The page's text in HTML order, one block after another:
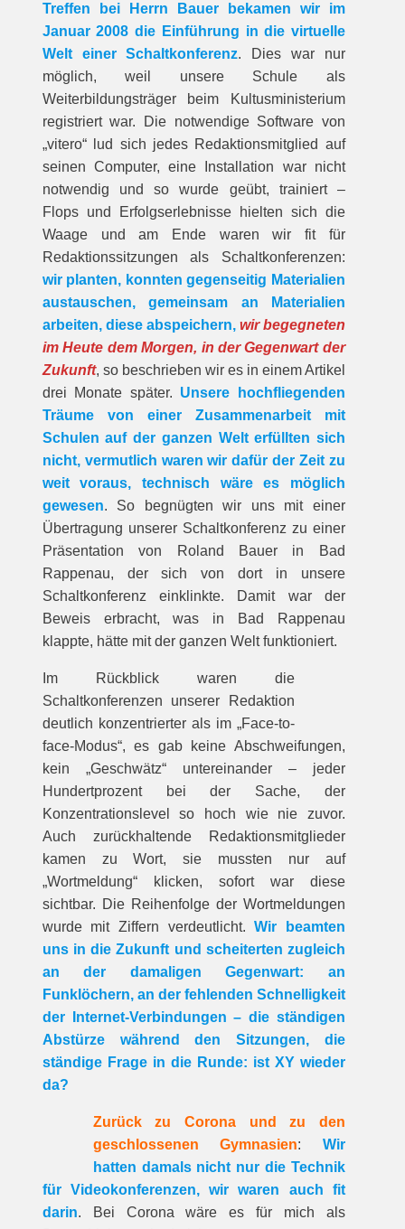
Treffen bei Herrn Bauer bekamen wir im
Januar 2008 die Einführung in die virtuelle
Welt einer Schaltkonferenz. Dies war nur
möglich, weil unsere Schule als
Weiterbildungsträger beim Kultusministerium
registriert war. Die notwendige Software von
„vitero“ lud sich jedes Redaktionsmitglied auf
seinen Computer, eine Installation war nicht
notwendig und so wurde geübt, trainiert –
Flops und Erfolgserlebnisse hielten sich die
Waage und am Ende waren wir fit für
Redaktionssitzungen als Schaltkonferenzen:
wir planten, konnten gegenseitig Materialien
austauschen, gemeinsam an Materialien
arbeiten, diese abspeichern, wir begegneten
im Heute dem Morgen, in der Gegenwart der
Zukunft, so beschrieben wir es in einem Artikel
drei Monate später. Unsere hochfliegenden
Träume von einer Zusammenarbeit mit
Schulen auf der ganzen Welt erfüllten sich
nicht, vermutlich waren wir dafür der Zeit zu
weit voraus, technisch wäre es möglich
gewesen. So begnügten wir uns mit einer
Übertragung unserer Schaltkonferenz zu einer
Präsentation von Roland Bauer in Bad
Rappenau, der sich von dort in unsere
Schaltkonferenz einklinkte. Damit war der
Beweis erbracht, was in Bad Rappenau
klappte, hätte mit der ganzen Welt funktioniert.
Im Rückblick waren die
Schaltkonferenzen unserer Redaktion
deutlich konzentrierter als im „Face-to-
face-Modus“, es gab keine Abschweifungen,
kein „Geschwätz“ untereinander – jeder
Hundertprozent bei der Sache, der
Konzentrationslevel so hoch wie nie zuvor.
Auch zurückhaltende Redaktionsmitglieder
kamen zu Wort, sie mussten nur auf
„Wortmeldung“ klicken, sofort war diese
sichtbar. Die Reihenfolge der Wortmeldungen
wurde mit Ziffern verdeutlicht.Wir beamten
uns in die Zukunft und scheiterten zugleich
an der damaligen Gegenwart: an
Funklöchern, an der fehlenden Schnelligkeit
der Internet-Verbindungen – die ständigen
Abstürze während den Sitzungen, die
ständige Frage in die Runde: ist XY wieder
da?
Zurück zu Corona und zu den
geschlossenen Gymnasien: Wir
hatten damals nicht nur die Technik
für Videokonferenzen, wir waren auch fit
darin. Bei Corona wäre es für mich als